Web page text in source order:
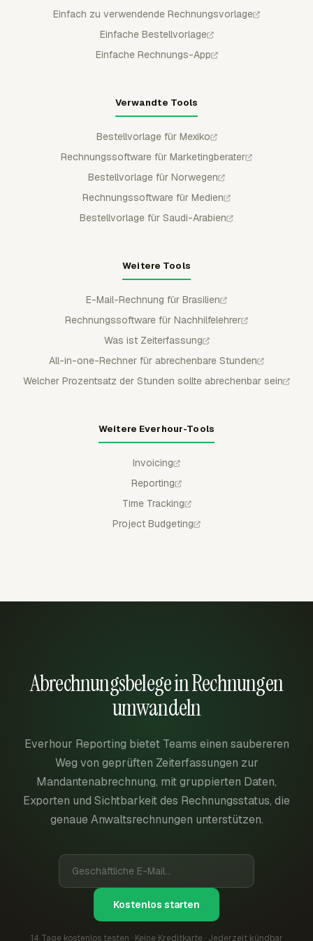
Einfach zu verwendende Rechnungsvorlage
Einfache Bestellvorlage
Einfache Rechnungs-App
Verwandte Tools
Bestellvorlage für Mexiko
Rechnungssoftware für Marketingberater
Bestellvorlage für Norwegen
Rechnungssoftware für Medien
Bestellvorlage für Saudi-Arabien
Weitere Tools
E-Mail-Rechnung für Brasilien
Rechnungssoftware für Nachhilfelehrer
Was ist Zeiterfassung
All-in-one-Rechner für abrechenbare Stunden
Welcher Prozentsatz der Stunden sollte abrechenbar sein
Weitere Everhour-Tools
Invoicing
Reporting
Time Tracking
Project Budgeting
Abrechnungsbelege in Rechnungen
umwandeln
Everhour Reporting bietet Teams einen saubereren
Weg von geprüften Zeiterfassungen zur
Mandantenabrechnung, mit gruppierten Daten,
Exporten und Sichtbarkeit des Rechnungsstatus, die
genaue Anwaltsrechnungen unterstützen.
Kostenlos starten
14 Tage kostenlos testen · Keine Kreditkarte · Jederzeit kündbar